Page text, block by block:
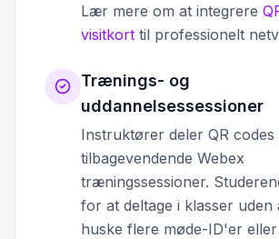
Lær mere om at integrere
visitkort til professionelt
Trænings- og
uddannelsessessioner
Instruktører deler QR codes
tilbagevendende Webex
træningssessioner.
for at deltage i klasser uden
huske flere møde-ID'er eller